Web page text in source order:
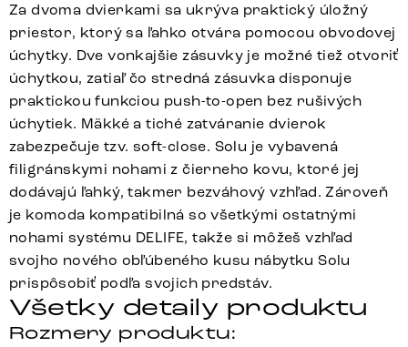
Za dvoma dvierkami sa ukrýva praktický úložný
priestor, ktorý sa ľahko otvára pomocou obvodovej
úchytky. Dve vonkajšie zásuvky je možné tiež otvoriť
úchytkou, zatiaľ čo stredná zásuvka disponuje
praktickou funkciou push-to-open bez rušivých
úchytiek. Mäkké a tiché zatváranie dvierok
zabezpečuje tzv. soft-close. Solu je vybavená
filigránskymi nohami z čierneho kovu, ktoré jej
dodávajú ľahký, takmer bezváhový vzhľad. Zároveň
je komoda kompatibilná so všetkými ostatnými
nohami systému DELIFE, takže si môžeš vzhľad
svojho nového obľúbeného kusu nábytku Solu
prispôsobiť podľa svojich predstáv.
Všetky detaily produktu
Rozmery produktu: